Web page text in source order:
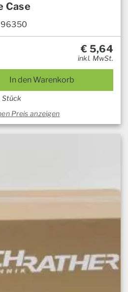
Case
€ 5,64
inkl. MwSt.
In den Warenkorb
Stück
Preis anzeigen